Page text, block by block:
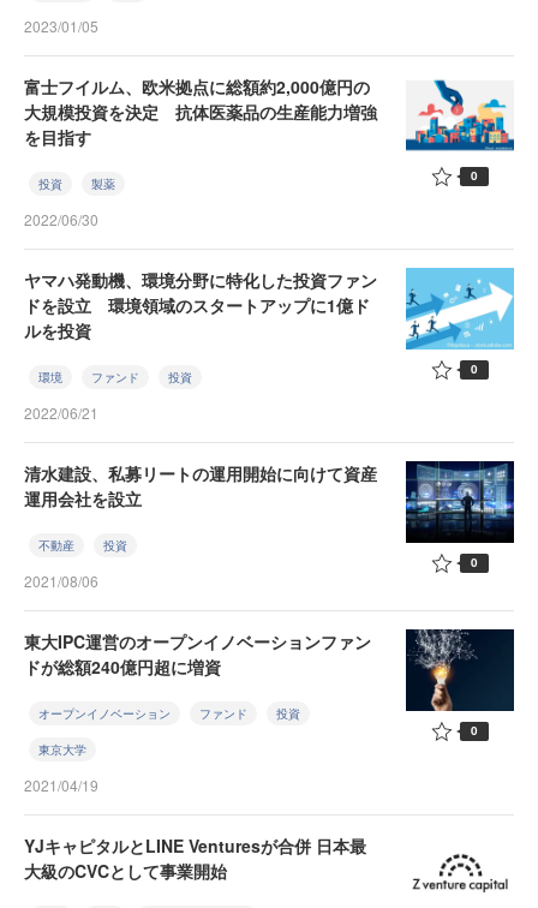
2023/01/05
富士フイルム、欧米拠点に総額約2,000億円の
大規模投資を決定 抗体医薬品の生産能力増強
を目指す
投資 製薬
2022/06/30
0
ヤマハ発動機、環境分野に特化した投資ファン
ドを設立 環境領域のスタートアップに1億ド
ルを投資
環境 ファンド 投資
2022/06/21
0
清水建設、私募リートの運用開始に向けて資産
運用会社を設立
不動産 投資
2021/08/06
0
東大IPC運営のオープンイノベーションファン
ドが総額240億円超に増資
オープンイノベーション ファンド 投資
東京大学
2021/04/19
0
YJキャピタルとLINE Venturesが合併 日本最
大級のCVCとして事業開始